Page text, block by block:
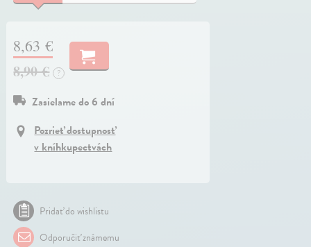
8,63 €
8,90 €
?
Zasielame do 6 dní
Pozrieť dostupnosť
v kníhkupectvách
Pridať do wishlistu
Odporučiť známemu